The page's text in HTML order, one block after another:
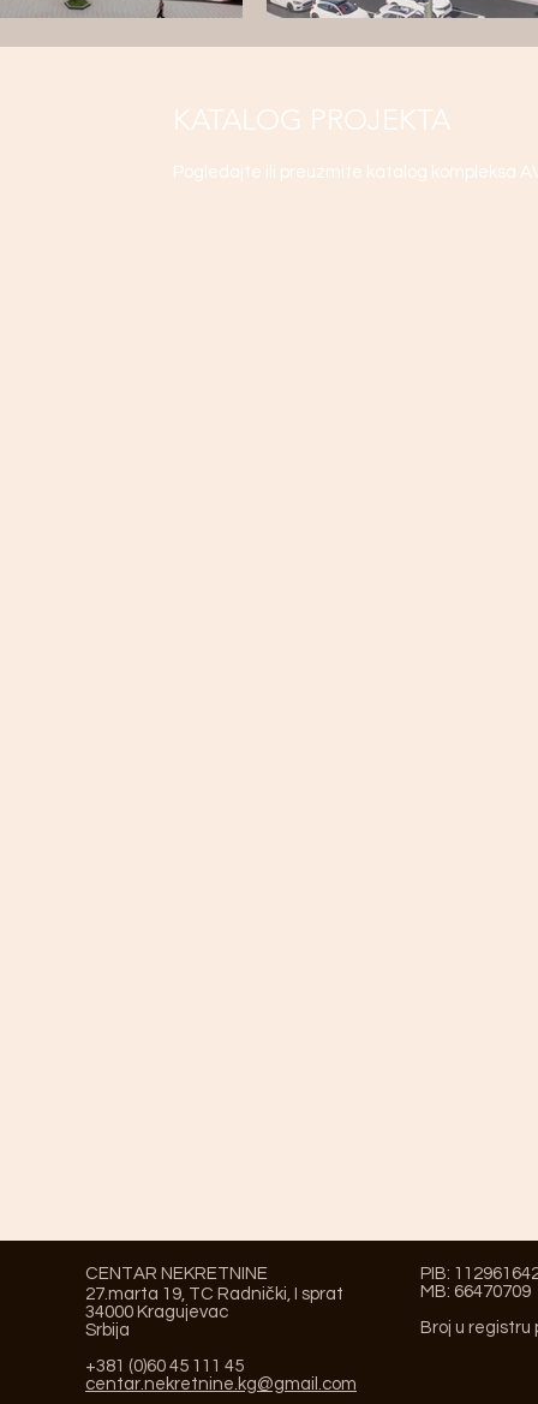
KATALOG PROJEKTA
Pogledajte ili preuzmite katalog kompleksa
CENTAR NEKRETNINE
27.marta 19, TC Radnički, I sprat
34000 Kragujevac
Srbija
+381 (0)60 45 111 45
centar.nekretnine.kg@gmail.com
PIB:
MB: 66470709
Broj u registru